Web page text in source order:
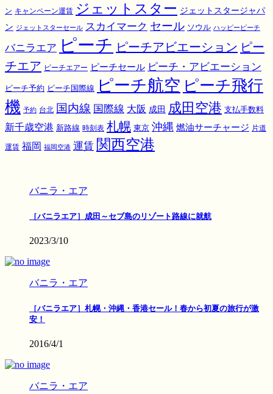
ン キャンペーン運賃 ジェットスター ジェットスタージャパ
ン ジェットスターセール スカイマーク セール ソウル ハッピーピーチ
バニラエア ピーチ ピーチアビエーション ピー
チエア ピーチエアー ピーチセール ピーチ・アビエーション
ピーチ予約 ピーチ国際線 ピーチ航空 ピーチ飛行
機 予約 台北 国内線 国際線 大阪 成田 成田空港 支払手数料
新千歳空港 新路線 時刻表 札幌 東京 沖縄 燃油サーチャージ 片道
運賃 福岡 福岡空港 運賃 関西空港
バニラ・エア
［バニラエア］成田～セブ島のリゾート路線に就航
2023/3/10
バニラ・エア
［バニラエア］札幌・沖縄・香港セール！春から初夏の旅行が激
安！
2016/4/1
バニラ・エア